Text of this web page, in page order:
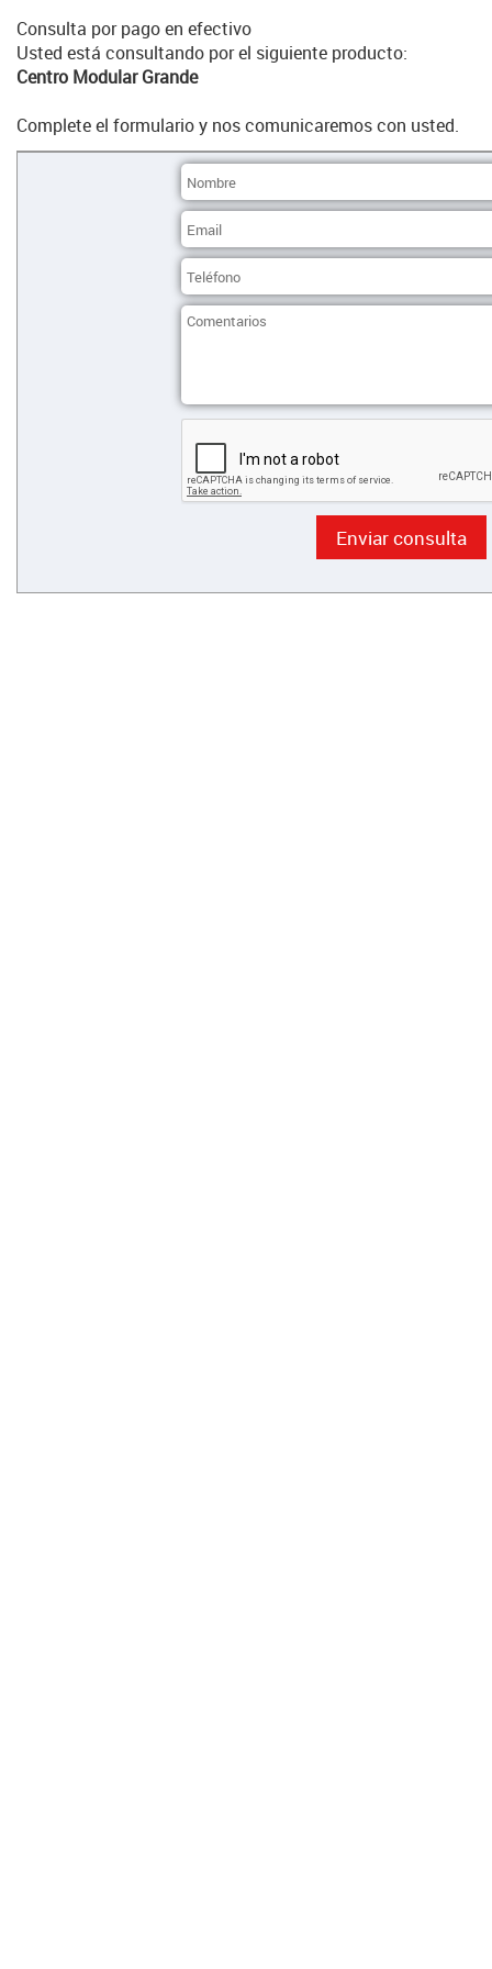
Consulta por pago en efectivo
Usted está consultando por el siguiente producto:
Centro Modular Grande
Complete el formulario y nos comunicaremos con usted.